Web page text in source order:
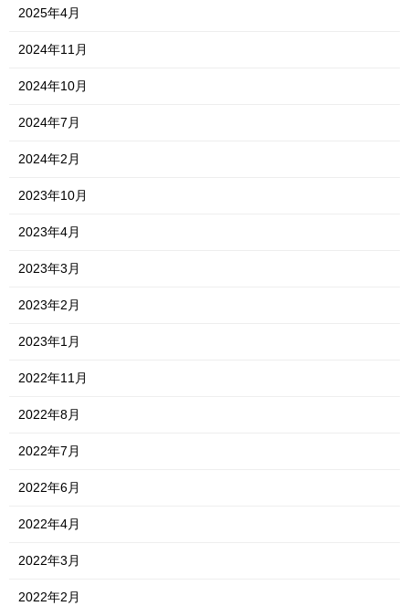
2025年4月
2024年11月
2024年10月
2024年7月
2024年2月
2023年10月
2023年4月
2023年3月
2023年2月
2023年1月
2022年11月
2022年8月
2022年7月
2022年6月
2022年4月
2022年3月
2022年2月